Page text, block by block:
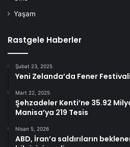
Yaşam
Rastgele Haberler
Şubat 23, 2025
Yeni Zelanda’da Fener
Mart 22, 2025
Şehzadeler Kenti’ne 35.92
Manisa’ya 219 Tesis
Nisan 5, 2026
ABD, İran’a saldırıların